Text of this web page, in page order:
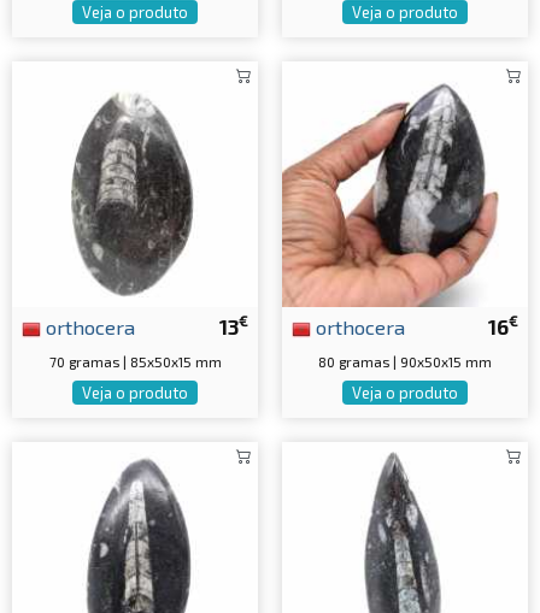
Veja o produto Veja o produto
13€
orthocera
70 gramas | 85x50x15 mm
Veja o produto
16€
orthocera
80 gramas | 90x50x15 mm
Veja o produto